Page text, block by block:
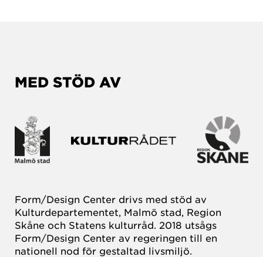
MED STÖD AV
Form/Design Center drivs med stöd av
Kulturdepartementet, Malmö stad, Region
Skåne och Statens kulturråd. 2018 utsågs
Form/Design Center av regeringen till en
nationell nod för gestaltad livsmiljö.